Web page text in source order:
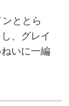
ととら
、グレイ
いに一編